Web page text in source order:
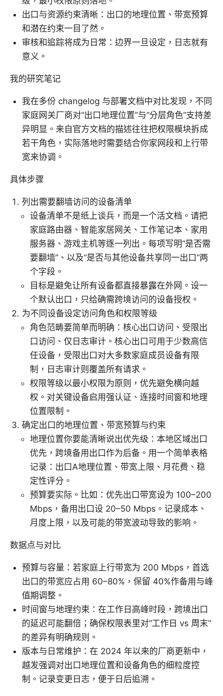
出口与资源约束清晰：出口的地理位置、带宽预算
和潜在约束一目了然。
审核和追踪将成为日常：边界一旦设定，日志就有
意义。
我的研究笔记
我在多份 changelog 与部署文档中对比发现，不同
家庭网关厂商对“出口地理位置”与“分层角色”支持差
异明显。来自官方文档的描述往往把权限模块拆成
若干角色，实际落地时需要结合你家网段和上行带
宽来协调。
具体步骤
列出需要翻墙访问的设备清单
设备清单不是纸上谈兵，而是一个活文档。请把
家庭路由器、智能家居网关、工作笔记本、家用
服务器、游戏主机等逐一列出。每项写明“是否需
要翻墙”、以及“是否与其他设备共享同一出口”两
个字段。
目标是避免让所有设备都直接暴露在外网。设一
个默认出口，只给确需跨境访问的设备授权。
为不同设备设定访问角色和权限等级
角色范畴要简单而明确：核心出口访问、受限出
口访问、仅日志审计。核心出口可用于少数高信
任设备，受限出口对大多数家庭成员设备有限
制，日志审计则覆盖所有请求。
权限等级以最小权限为原则，优先避免横向越
权。对关键设备启用强认证、连接时间窗和地理
位置限制。
确定出口的地理位置、带宽预算与约束
地理位置你要能清晰说出优先级：本地区域出口
优先，跨境备用出口作为后备。用一个简单表格
记录：出口A地理位置、带宽上限、月花费、稳
定性评分。
预算要实际。比如：优先出口带宽设为 100–200
Mbps，备用出口设 20–50 Mbps。记录成本、
月度上限，以及可能的带宽波动导致的影响。
数据点与对比
预算与容量：若家庭上行带宽为 200 Mbps，首选
出口的带宽应占用 60–80%，保留 40%作备用与峰
值期调整。
时间窗与地理约束：在工作日高峰时段，跨境出口
的延迟可能翻倍；确保权限表里对“工作日 vs 周末”
的差异有明确规则。
版本与日常维护：在 2024 年以来的厂商更新中，
越发强调对出口地理位置和设备角色的细粒度控
制。记录变更日志，便于日后追溯。